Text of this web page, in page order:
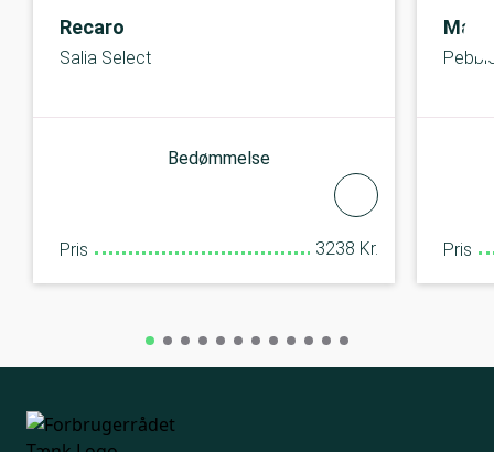
Recaro
Salia Select
Bedømmelse
Pris 3238 Kr. Pris